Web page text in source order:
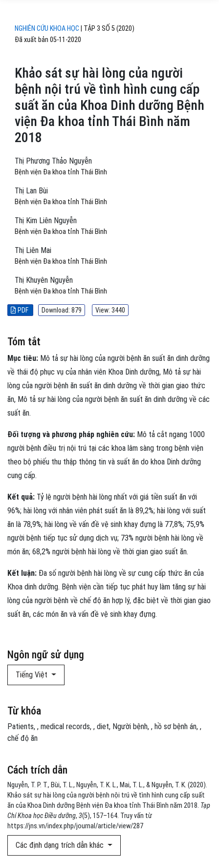
NGHIÊN CỨU KHOA HỌC TẬP 3 SỐ 5 (2020)
Khảo sát sự hài lòng của người
bệnh nội trú về tình hình cung cấp
suất ăn của Khoa Dinh dưỡng Bệnh
viện Đa khoa tỉnh Thái Bình năm
2018
Đã xuất bản 05-11-2020
Thị Phương Thảo Nguyễn
Bệnh viện Đa khoa tỉnh Thái Bình
Thị Lan Bùi
Bệnh viện Đa khoa tỉnh Thái Bình
Thị Kim Liên Nguyễn
Bệnh viện Đa khoa tỉnh Thái Bình
Thị Liên Mai
Bệnh viện Đa khoa tỉnh Thái Bình
Thị Khuyên Nguyễn
Bệnh viện Đa khoa tỉnh Thái Bình
PDF Download: 879 View: 3440
Ngôn ngữ sử dụng
Tiếng Việt
Cách trích dẫn
Nguyễn, T. P. T., Bùi, T. L., Nguyễn, T. K. L., Mai, T. L., & Nguyễn, T. K. (2020).
Khảo sát sự hài lòng của người bệnh nội trú về tình hình cung cấp suất
ăn của Khoa Dinh dưỡng Bệnh viện Đa khoa tỉnh Thái Bình năm 2018. Tạp
Chí Khoa học Điều dưỡng, 3(5), 157–164. Truy vấn từ
https://jns.vn/index.php/journal/article/view/287
Các định dạng trích dẫn khác
Tóm tắt
Mục tiêu: Mô tả sự hài lòng của người bệnh ăn suất ăn dinh dưỡng
về thái độ phục vụ của nhân viên Khoa Dinh dưỡng, Mô tả sự hài
lòng của người bệnh ăn suất ăn dinh dưỡng về thời gian giao thức
ăn, Mô tả sự hài lòng của người bệnh ăn suất ăn dinh dưỡng về các
suất ăn.
Đối tượng và phương pháp nghiên cứu: Mô tả cắt ngang 1000
người bệnh điều trị nội trú tại các khoa lâm sàng trong bệnh viện
theo bộ phiếu thu thập thông tin và suất ăn do khoa Dinh dưỡng
cung cấp.
Kết quả: Tỷ lệ người bệnh hài lòng nhất với giá tiền suất ăn với
96%; hài lòng với nhân viên phát suất ăn là 89,2%; hài lòng với suất
ăn là 78,9%; hài lòng về vấn đề vệ sinh khay đựng là 77,8%; 75,9%
người bệnh tiếp tục sử dụng dịch vụ; 73% người bệnh hài lòng về
món ăn; 68,2% người bệnh hài lòng về thời gian giao suất ăn.
Kết luận: Đa số người bệnh hài lòng về sự cung cấp thức ăn của
Khoa dinh dưỡng. Bệnh viện cần tiếp tục phát huy làm tăng sự hài
lòng của người bệnh về chế độ ăn hợp lý, đặc biệt về thời gian giao
suất ăn, các món ăn và vấn đề vệ sinh khay đựng.
Từ khóa
Patients , medical records , diet Người bệnh , hồ sơ bệnh án ,
chế độ ăn